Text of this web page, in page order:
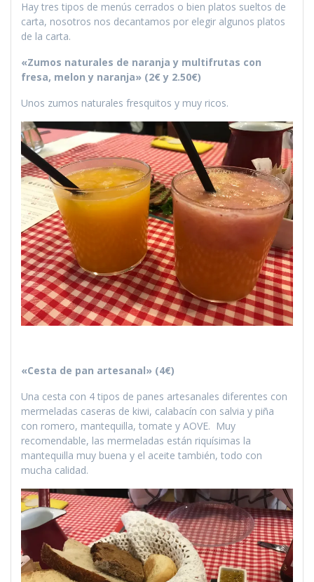
Hay tres tipos de menús cerrados o bien platos sueltos de
carta, nosotros nos decantamos por elegir algunos platos
de la carta.
«Zumos naturales de naranja y multifrutas con
fresa, melon y naranja» (2€ y 2.50€)
Unos zumos naturales fresquitos y muy ricos.
«Cesta de pan artesanal» (4€)
Una cesta con 4 tipos de panes artesanales diferentes con
mermeladas caseras de kiwi, calabacín con salvia y piña
con romero, mantequilla, tomate y AOVE. Muy
recomendable, las mermeladas están riquísimas la
mantequilla muy buena y el aceite también, todo con
mucha calidad.